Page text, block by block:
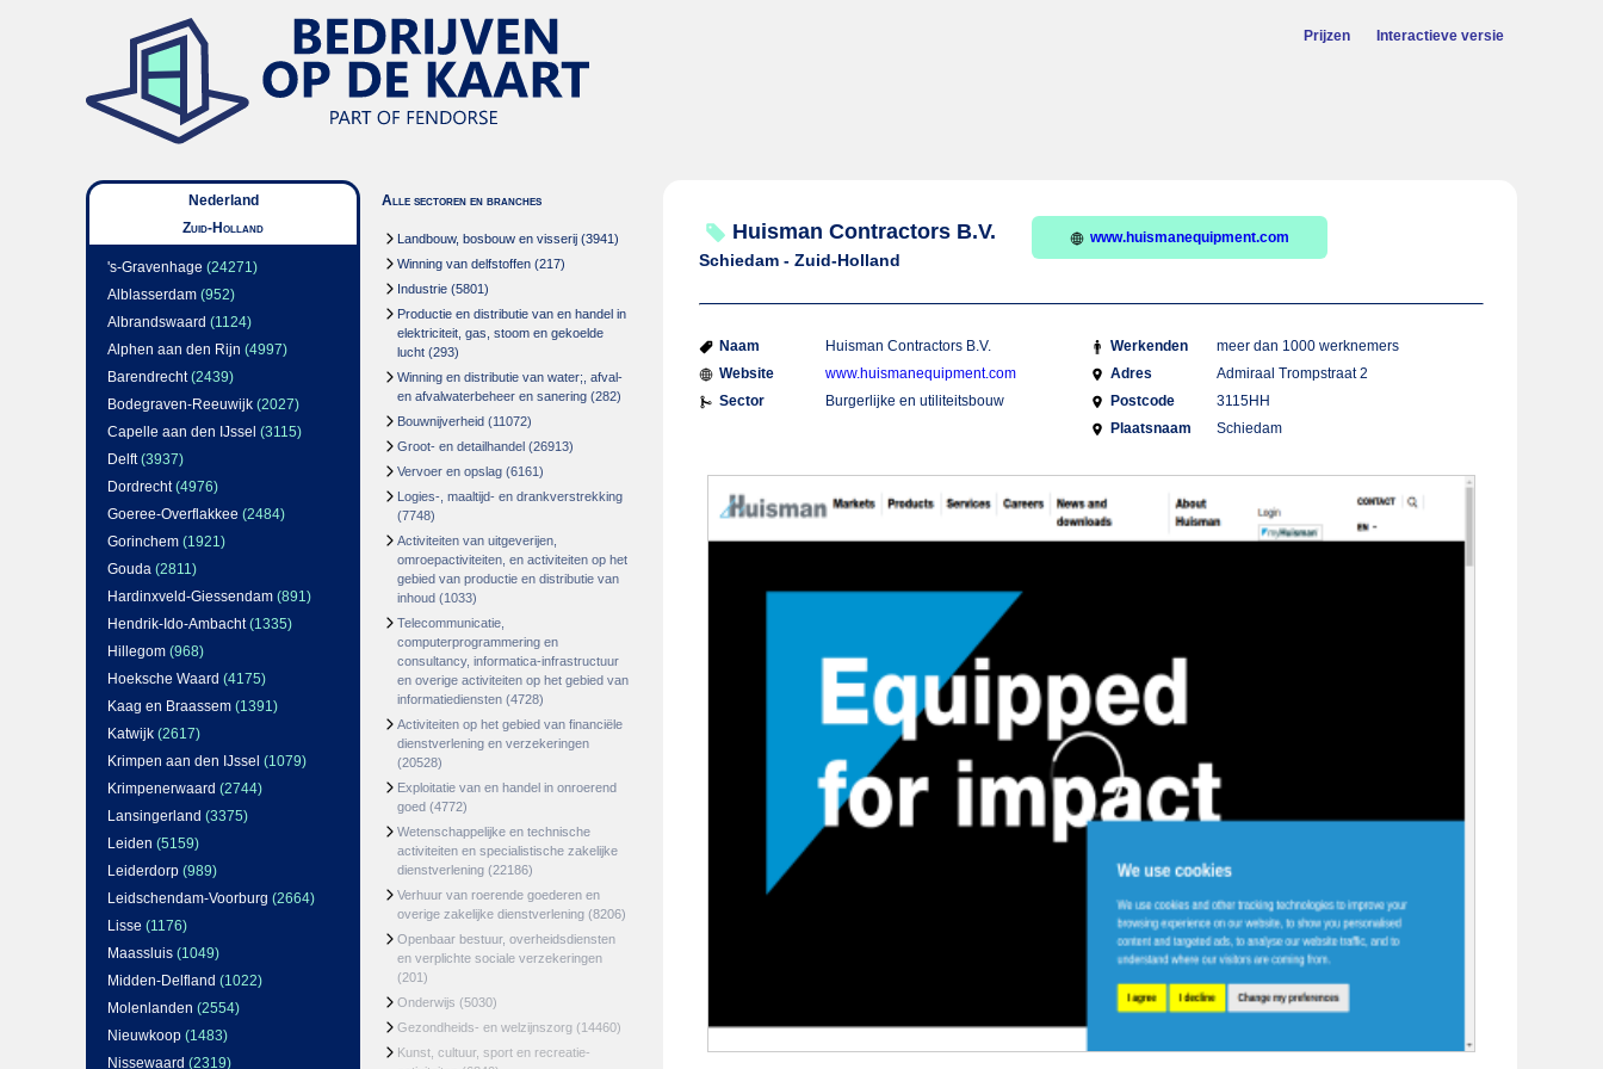
Prijzen Interactieve versie
Nederland
Zuid-Holland
's-Gravenhage (24271)
Alblasserdam (952)
Albrandswaard (1124)
Alphen aan den Rijn (4997)
Barendrecht(2439)
Bodegraven-Reeuwijk (2027)
Capelle aan den IJssel (3115)
Delft(3937)
Dordrecht(4976)
Goeree-Overflakkee (2484)
Gorinchem (1921)
Gouda (2811)
Hardinxveld-Giessendam (891)
Hendrik-Ido-Ambacht(1335)
Hillegom (968)
Hoeksche Waard (4175)
Kaag en Braassem (1391)
Katwijk (2617)
Krimpen aan den IJssel (1079)
Krimpenerwaard (2744)
Lansingerland (3375)
Leiden (5159)
Leiderdorp (989)
Leidschendam-Voorburg (2664)
Lisse (1176)
Maassluis (1049)
Midden-Delfland (1022)
Molenlanden (2554)
Nieuwkoop (1483)
Nissewaard (2319)
Alle sectoren en branches
Landbouw, bosbouw en visserij (3941)
Winning van delfstoffen (217)
Industrie (5801)
Productie en distributie van en handel in
elektriciteit, gas, stoom en gekoelde
lucht (293)
Winning en distributie van water;, afval-
en afvalwaterbeheer en sanering (282)
Bouwnijverheid (11072)
Groot- en detailhandel (26913)
Vervoer en opslag (6161)
Logies-, maaltijd- en drankverstrekking
(7748)
Activiteiten van uitgeverijen,
omroepactiviteiten, en activiteiten op het
gebied van productie en distributie van
inhoud (1033)
Telecommunicatie,
computerprogrammering en
consultancy, informatica-infrastructuur
en overige activiteiten op het gebied van
informatiediensten (4728)
Activiteiten op het gebied van financiële
dienstverlening en verzekeringen
(20528)
Exploitatie van en handel in onroerend
goed (4772)
Wetenschappelijke en technische
activiteiten en specialistische zakelijke
dienstverlening (22186)
Verhuur van roerende goederen en
overige zakelijke dienstverlening (8206)
Openbaar bestuur, overheidsdiensten
en verplichte sociale verzekeringen
(201)
Onderwijs (5030)
Gezondheids- en welzijnszorg (14460)
Kunst, cultuur, sport en recreatie-
Huisman Contractors B.V.
Schiedam - Zuid-Holland
www.huismanequipment.com
Naam
Huisman Contractors B.V.
Website
www.huismanequipment.com
Sector
Burgerlijke en utiliteitsbouw
Werkenden
meer dan 1000 werknemers
Adres
Admiraal Trompstraat 2
Postcode
3115HH
Plaatsnaam
Schiedam